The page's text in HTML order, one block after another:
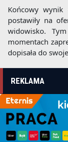
Końcowy
postawiły na
widowisko.
momentach
dopisała do
REKLAMA